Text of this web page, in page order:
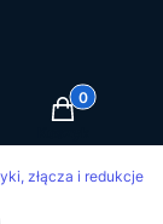
Produkty w
złącza i redukcje